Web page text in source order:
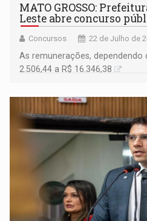
MATO GROSSO:
Leste abre concurso
Concursos 22 de Julho de
As remunerações, dependendo
2.506,44 a R$ 16.346,38